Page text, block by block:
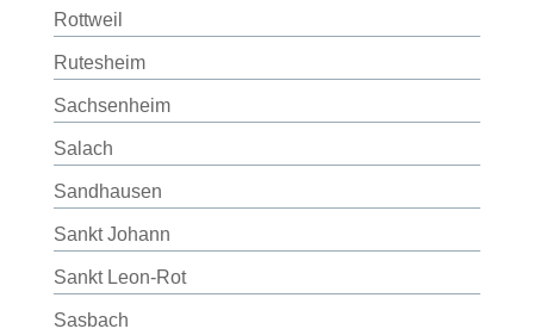
Rottweil
Rutesheim
Sachsenheim
Salach
Sandhausen
Sankt Johann
Sankt Leon-Rot
Sasbach